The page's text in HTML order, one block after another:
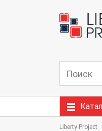
Liberty Project